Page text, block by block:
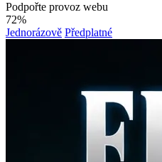
Podpořte provoz webu
72%
Jednorázově Předplatné